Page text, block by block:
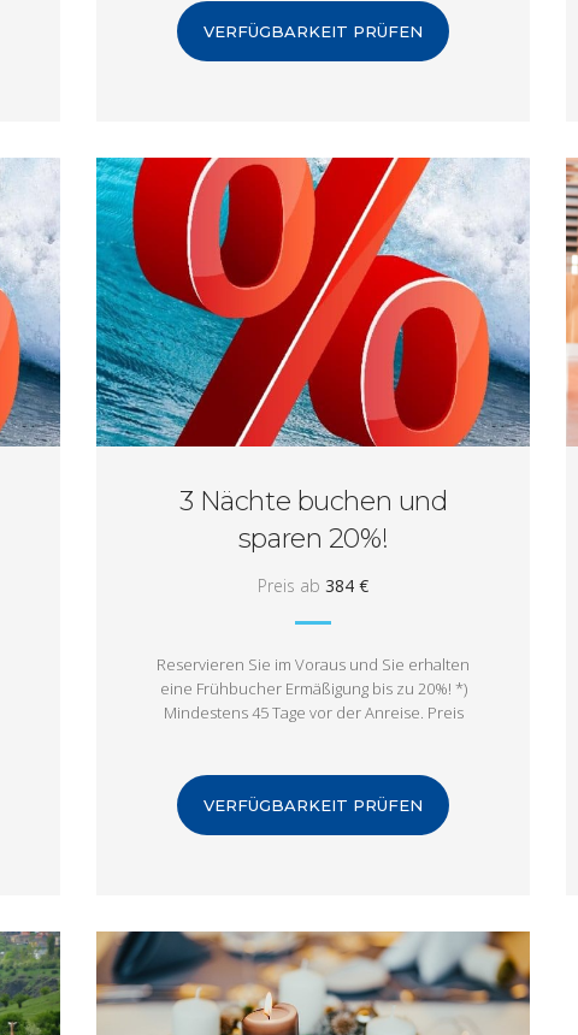
weitere Ermäßigungen. Buchen Sie Ihren
Aufenthalt in einem 4* Sterne Hotel, das
direkt mit dem größten Aquapark
VERFÜGBARKEIT PRÜFEN
3 Nächte buchen und
sparen 20%!
Preis ab 384 €
Reservieren Sie im Voraus und Sie erhalten
eine Frühbucher Ermäßigung bis zu 20%! *)
Mindestens 45 Tage vor der Anreise. Preis
VERFÜGBARKEIT PRÜFEN